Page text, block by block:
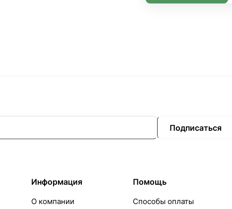
Подписаться
Информация
О компании
Помощь
Способы оплаты